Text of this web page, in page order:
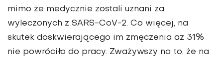
mimo że medycznie zostali uznani za
wyleczonych z SARS-CoV-2. Co więcej, na
skutek doskwierającego im zmęczenia aż 31%
nie powróciło do pracy. Zważywszy na to, że na